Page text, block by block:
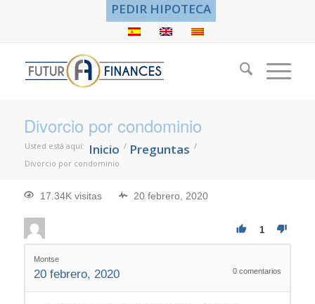
PEDIR HIPOTECA
Divorcio por condominio
Usted está aquí: Inicio / Preguntas /
Divorcio por condominio
17.34K visitas 20 febrero, 2020
1
Montse
20 febrero, 2020 0 comentarios